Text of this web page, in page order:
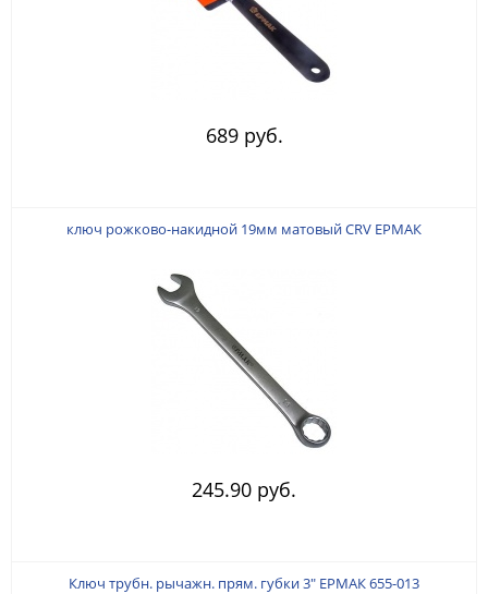
689 руб.
ключ рожково-накидной 19мм матовый CRV ЕРМАК
245.90 руб.
Ключ трубн. рычажн. прям. губки 3" ЕРМАК 655-013